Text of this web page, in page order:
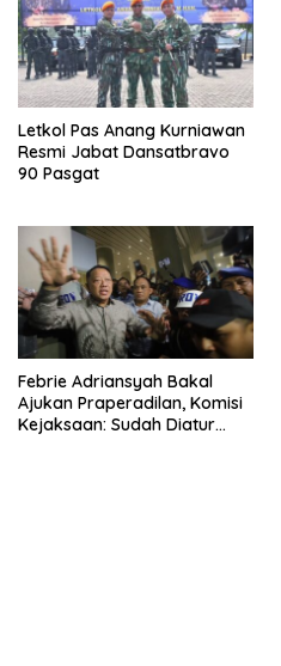
Letkol Pas Anang Kurniawan
Resmi Jabat Dansatbravo
90 Pasgat
Febrie Adriansyah Bakal
Ajukan Praperadilan, Komisi
Kejaksaan: Sudah Diatur